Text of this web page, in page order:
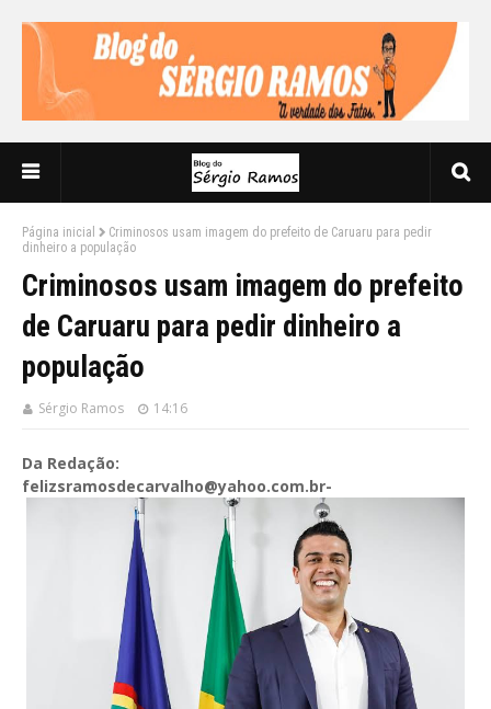
Página inicial
Criminosos usam imagem do prefeito de Caruaru para pedir
dinheiro a população
Criminosos usam imagem do prefeito
de Caruaru para pedir dinheiro a
população
Sérgio Ramos 14:16
Da Redação:
felizsramosdecarvalho@yahoo.com.br-